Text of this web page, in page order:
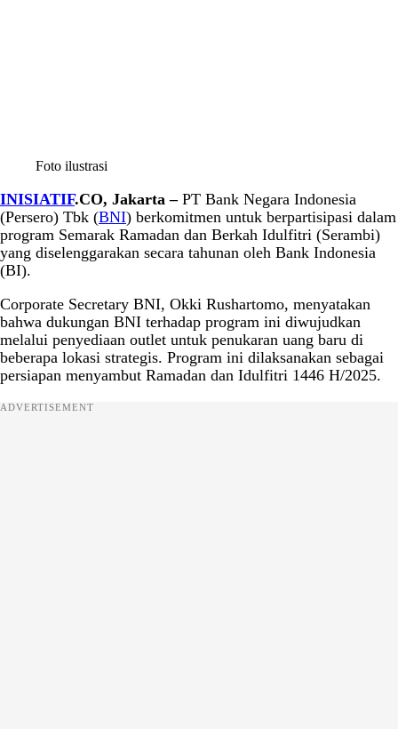
Foto ilustrasi
INISIATIF.CO, Jakarta –PT Bank Negara Indonesia
(Persero) Tbk (BNI) berkomitmen untuk berpartisipasi dalam
program Semarak Ramadan dan Berkah Idulfitri (Serambi)
yang diselenggarakan secara tahunan oleh Bank Indonesia
(BI).
Corporate Secretary BNI, Okki Rushartomo, menyatakan
bahwa dukungan BNI terhadap program ini diwujudkan
melalui penyediaan outlet untuk penukaran uang baru di
beberapa lokasi strategis. Program ini dilaksanakan sebagai
persiapan menyambut Ramadan dan Idulfitri 1446 H/2025.
ADVERTISEMENT